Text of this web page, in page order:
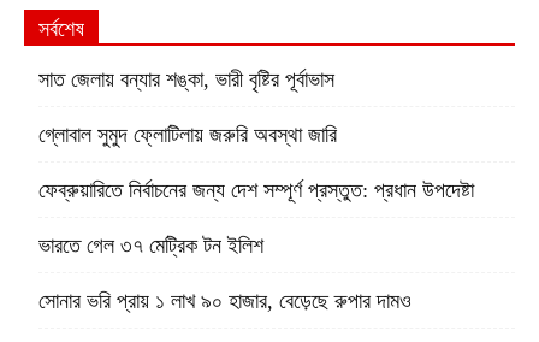
সর্বশেষ
সাত জেলায় বন্যার শঙ্কা, ভারী বৃষ্টির পূর্বাভাস
গ্লোবাল সুমুদ ফ্লোটিলায় জরুরি অবস্থা জারি
ফেব্রুয়ারিতে নির্বাচনের জন্য দেশ সম্পূর্ণ প্রস্তুত: প্রধান উপদেষ্টা
ভারতে গেল ৩৭ মেট্রিক টন ইলিশ
সোনার ভরি প্রায় ১ লাখ ৯০ হাজার, বেড়েছে রুপার দামও